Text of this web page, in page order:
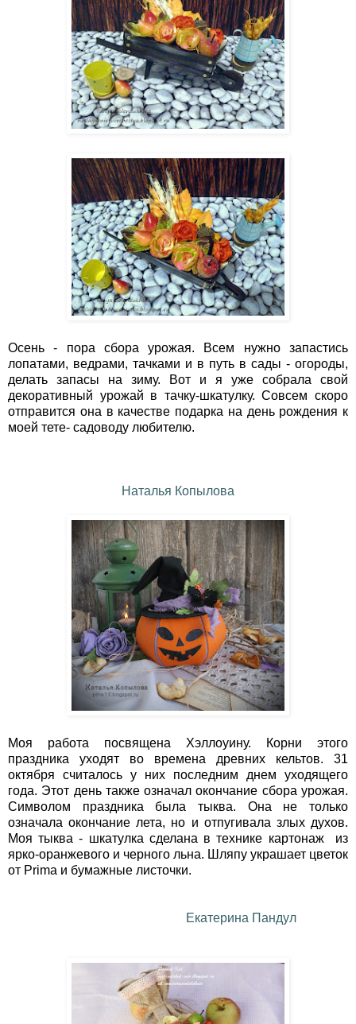
Осень - пора сбора урожая. Всем нужно запастись
лопатами, ведрами, тачками и в путь в сады - огороды,
делать запасы на зиму. Вот и я уже собрала свой
декоративный урожай в тачку-шкатулку. Совсем скоро
отправится она в качестве подарка на день рождения к
моей тете- садоводу любителю.
Наталья Копылова
Моя работа посвящена Хэллоуину. Корни этого
праздника уходят во времена древних кельтов. 31
октября считалось у них последним днем уходящего
года. Этот день также означал окончание сбора урожая.
Символом праздника была тыква. Она не только
означала окончание лета, но и отпугивала злых духов.
Моя тыква - шкатулка сделана в технике картонаж из
ярко-оранжевого и черного льна. Шляпу украшает цветок
от Prima и бумажные листочки.
Екатерина Пандул